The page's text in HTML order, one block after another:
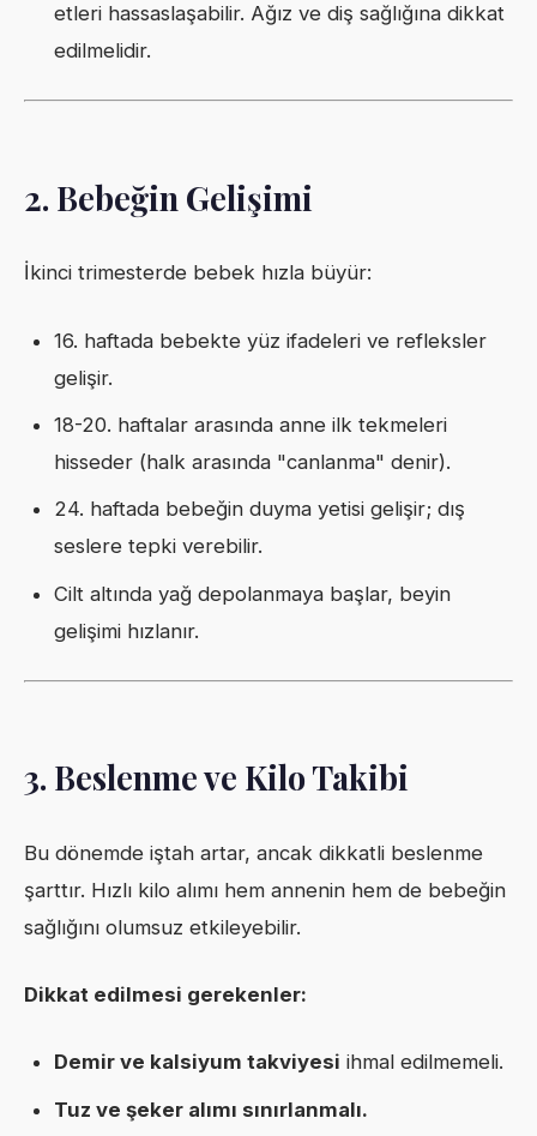
etleri hassaslaşabilir. Ağız ve diş sağlığına dikkat
edilmelidir.
2. Bebeğin Gelişimi
İkinci trimesterde bebek hızla büyür:
16. haftada bebekte yüz ifadeleri ve refleksler
gelişir.
18-20. haftalar arasında anne ilk tekmeleri
hisseder (halk arasında "canlanma" denir).
24. haftada bebeğin duyma yetisi gelişir; dış
seslere tepki verebilir.
Cilt altında yağ depolanmaya başlar, beyin
gelişimi hızlanır.
3. Beslenme ve Kilo Takibi
Bu dönemde iştah artar, ancak dikkatli beslenme
şarttır. Hızlı kilo alımı hem annenin hem de bebeğin
sağlığını olumsuz etkileyebilir.
Dikkat edilmesi gerekenler:
Demir ve kalsiyum takviyesi ihmal edilmemeli.
Tuz ve şeker alımı sınırlanmalı.